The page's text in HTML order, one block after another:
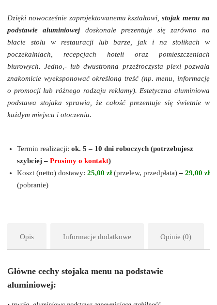
Dzięki nowocześnie zaprojektowanemu kształtowi,stojak menu na
podstawie aluminiowejdoskonale prezentuje się zarówno na
blacie stołu w restauracji lub barze, jak i na stolikach w
poczekalniach, recepcjach hoteli oraz pomieszczeniach
biurowych. Jedno,- lub dwustronna przeźroczysta plexi pozwala
znakomicie wyeksponować określoną treść (np. menu, informację
o promocji lub różnego rodzaju reklamy). Estetyczna aluminiowa
podstawa stojaka sprawia, że całość prezentuje się świetnie w
każdym miejscu i otoczeniu.
Termin realizacji: ok. 5 – 10 dni roboczych (potrzebujesz
szybciej – Prosimy o kontakt)
Koszt (netto) dostawy: 25,00 zł (przelew, przedpłata)– 29,00 zł
(pobranie)
Opis Informacje dodatkowe Opinie (0)
Główne cechy stojaka menu na podstawie
aluminiowej: